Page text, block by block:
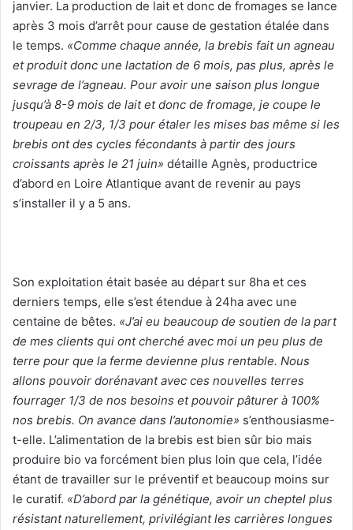
janvier. La production de lait et donc de fromages se lance
après 3 mois d’arrêt pour cause de gestation étalée dans
le temps. «Comme chaque année, la brebis fait un agneau
et produit donc une lactation de 6 mois, pas plus, après le
sevrage de l’agneau. Pour avoir une saison plus longue
jusqu’à 8-9 mois de lait et donc de fromage, je coupe le
troupeau en 2/3, 1/3 pour étaler les mises bas même si les
brebis ont des cycles fécondants à partir des jours
croissants après le 21 juin» détaille Agnès, productrice
d’abord en Loire Atlantique avant de revenir au pays
s’installer il y a 5 ans.
Son exploitation était basée au départ sur 8ha et ces
derniers temps, elle s’est étendue à 24ha avec une
centaine de bêtes. «J’ai eu beaucoup de soutien de la part
de mes clients qui ont cherché avec moi un peu plus de
terre pour que la ferme devienne plus rentable. Nous
allons pouvoir dorénavant avec ces nouvelles terres
fourrager 1/3 de nos besoins et pouvoir pâturer à 100%
nos brebis. On avance dans l’autonomie» s’enthousiasme-
t-elle. L’alimentation de la brebis est bien sûr bio mais
produire bio va forcément bien plus loin que cela, l’idée
étant de travailler sur le préventif et beaucoup moins sur
le curatif. «D’abord par la génétique, avoir un cheptel plus
résistant naturellement, privilégiant les carrières longues